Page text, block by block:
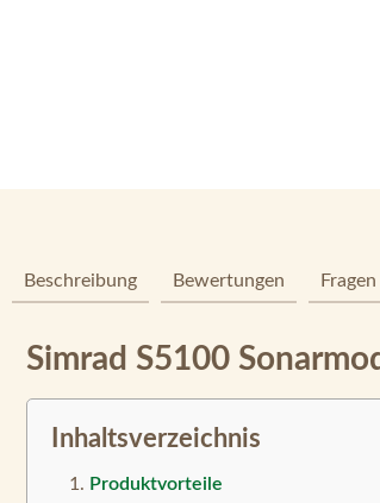
Beschreibung Bewertungen
Simrad S5100
Inhaltsverzeichnis
Produktvorteile